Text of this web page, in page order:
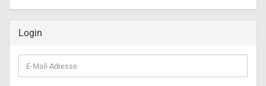
Login
E-
Mail-